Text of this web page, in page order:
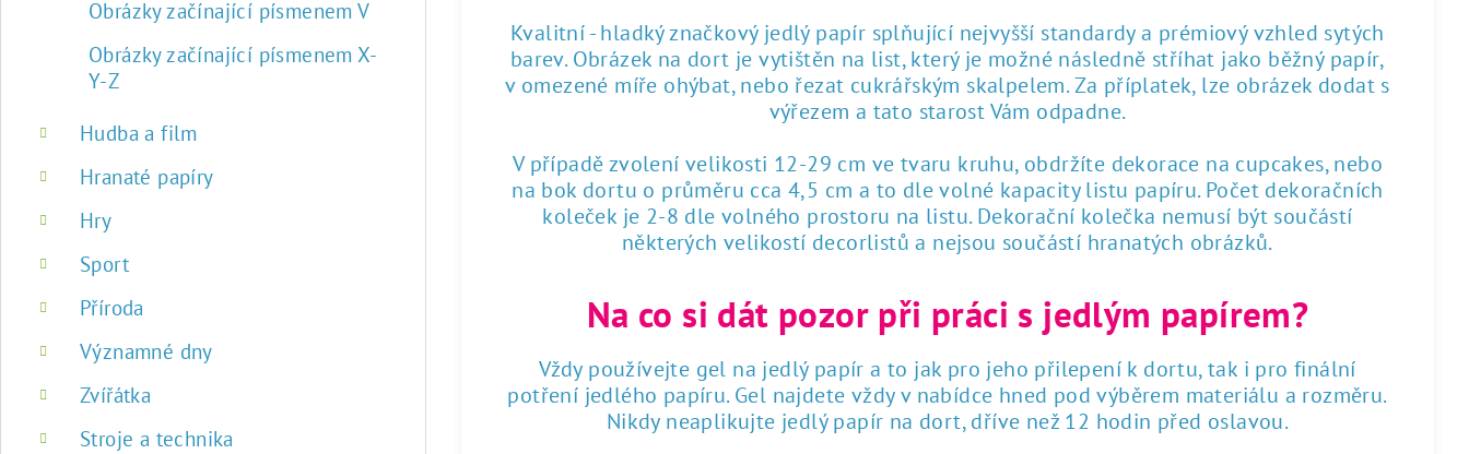
Obrázky začínající písmenem V
Obrázky začínající písmenem X-
Y-Z
Hudba a film
Hranaté papíry
Hry
Sport
Příroda
Významné dny
Zvířátka
Stroje a technika
Kvalitní - hladký značkový jedlý papír splňující nejvyšší standardy a prémiový vzhled sytých
barev. Obrázek na dort je vytištěn na list, který je možné následně stříhat jako běžný papír,
v omezené míře ohýbat, nebo řezat cukrářským skalpelem. Za příplatek, lze obrázek dodat s
výřezem a tato starost Vám odpadne.
V případě zvolení velikosti 12-29 cm ve tvaru kruhu, obdržíte dekorace na cupcakes, nebo
na bok dortu o průměru cca 4,5 cm a to dle volné kapacity listu papíru. Počet dekoračních
koleček je 2-8 dle volného prostoru na listu. Dekorační kolečka nemusí být součástí
některých velikostí decorlistů a nejsou součástí hranatých obrázků.
Na co si dát pozor při práci s jedlým papírem?
Vždy používejte gel na jedlý papír a to jak pro jeho přilepení k dortu, tak i pro finální
potření jedlého papíru. Gel najdete vždy v nabídce hned pod výběrem materiálu a rozměru.
Nikdy neaplikujte jedlý papír na dort, dříve než 12 hodin před oslavou.